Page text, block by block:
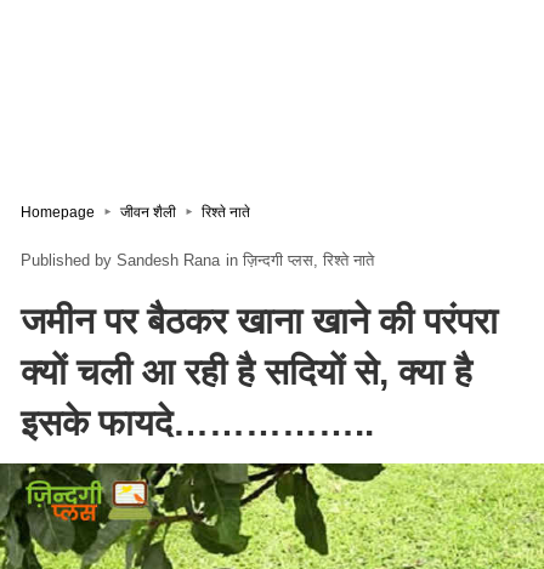
Homepage जीवन शैली रिश्ते नाते
Sandesh Rana in ज़िन्दगी प्लस रिश्ते नाते
जमीन पर बैठकर खाना खाने की परंपरा
क्यों चली आ रही है सदियों से, क्या है
इसके फायदे……………..